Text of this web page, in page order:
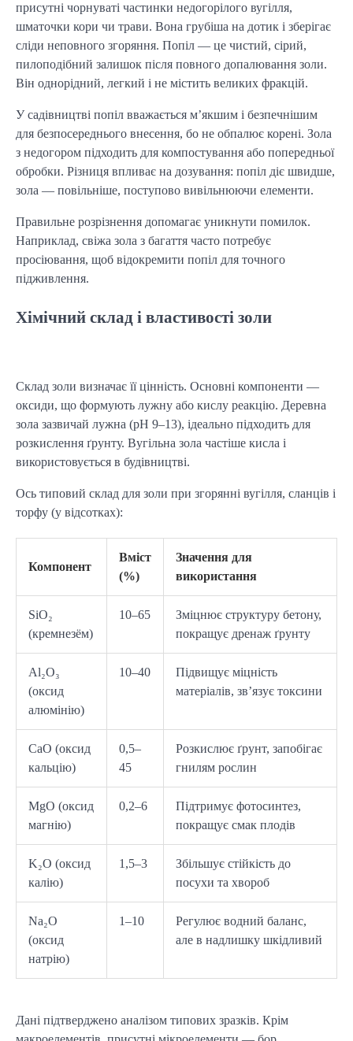
присутні чорнуваті частинки недогорілого вугілля,
шматочки кори чи трави. Вона грубіша на дотик і зберігає
сліди неповного згоряння. Попіл — це чистий, сірий,
пилоподібний залишок після повного допалювання золи.
Він однорідний, легкий і не містить великих фракцій.
У садівництві попіл вважається м’якшим і безпечнішим
для безпосереднього внесення, бо не обпалює корені. Зола
з недогором підходить для компостування або попередньої
обробки. Різниця впливає на дозування: попіл діє швидше,
зола — повільніше, поступово вивільнюючи елементи.
Правильне розрізнення допомагає уникнути помилок.
Наприклад, свіжа зола з багаття часто потребує
просіювання, щоб відокремити попіл для точного
підживлення.
Хімічний склад і властивості золи
Склад золи визначає її цінність. Основні компоненти —
оксиди, що формують лужну або кислу реакцію. Деревна
зола зазвичай лужна (pH 9–13), ідеально підходить для
розкислення ґрунту. Вугільна зола частіше кисла і
використовується в будівництві.
Ось типовий склад для золи при згорянні вугілля, сланців і
торфу (у відсотках):
Компонент
Вміст
(%)
Значення для
використання
SiO₂
(кремнезём)
10–65
Зміцнює структуру бетону,
покращує дренаж ґрунту
Al₂O₃
(оксид
алюмінію)
10–40
Підвищує міцність
матеріалів, зв’язує токсини
CaO (оксид
кальцію)
0,5–
45
Розкислює ґрунт, запобігає
гнилям рослин
MgO (оксид
магнію)
0,2–6
Підтримує фотосинтез,
покращує смак плодів
K₂O (оксид
калію)
1,5–3
Збільшує стійкість до
посухи та хвороб
Na₂O
(оксид
натрію)
1–10
Регулює водний баланс,
але в надлишку шкідливий
Дані підтверджено аналізом типових зразків. Крім